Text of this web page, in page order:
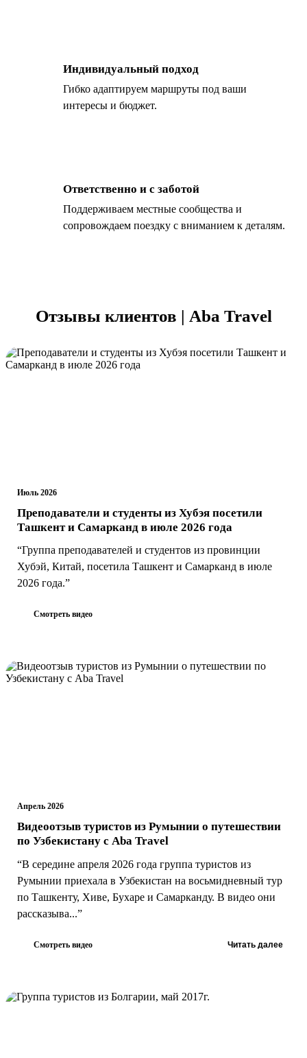
Индивидуальный подход
Гибко адаптируем маршруты под ваши
интересы и бюджет.
Ответственно и с заботой
Поддерживаем местные сообщества и
сопровождаем поездку с вниманием к деталям.
Отзывы клиентов | Aba Travel
Июль 2026
Преподаватели и студенты из Хубэя посетили
Ташкент и Самарканд в июле 2026 года
“Группа преподавателей и студентов из провинции
Хубэй, Китай, посетила Ташкент и Самарканд в июле
2026 года.”
Смотреть видео
Апрель 2026
Видеоотзыв туристов из Румынии о путешествии
по Узбекистану с Aba Travel
“В середине апреля 2026 года группа туристов из
Румынии приехала в Узбекистан на восьмидневный тур
по Ташкенту, Хиве, Бухаре и Самарканду. В видео они
рассказыва...”
Смотреть видео Читать далее